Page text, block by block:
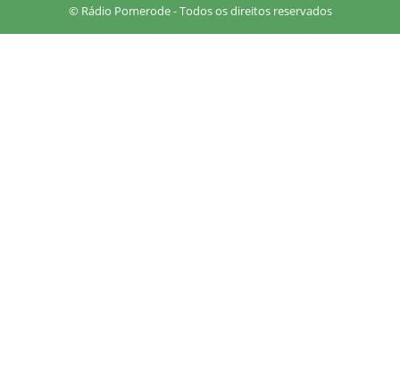
© Rádio Pomerode - Todos os direitos reservados